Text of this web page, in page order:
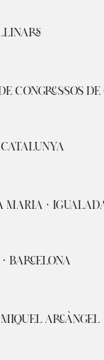
CONGRESSOS
MARIA ·
BARCELONA
ARCÀNGEL